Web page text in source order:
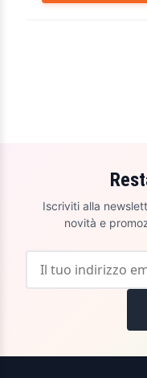
Iscriviti alla
novità e